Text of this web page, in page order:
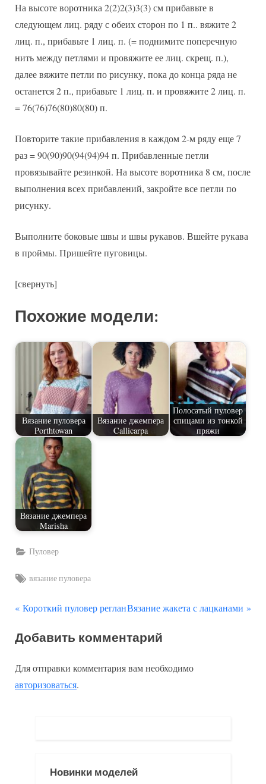
На высоте воротника 2(2)2(3)3(3) см прибавьте в
следующем лиц. ряду с обеих сторон по 1 п.. вяжите 2
лиц. п., прибавьте 1 лиц. п. (= поднимите поперечную
нить между петлями и провяжите ее лиц. скрещ. п.),
далее вяжите петли по рисунку, пока до конца ряда не
останется 2 п., прибавьте 1 лиц. п. и провяжите 2 лиц. п.
= 76(76)76(80)80(80) п.
Повторите такие прибавления в каждом 2-м ряду еще 7
раз = 90(90)90(94(94)94 п. Прибавленные петли
провязывайте резинкой. На высоте воротника 8 см, после
выполнения всех прибавлений, закройте все петли по
рисунку.
Выполните боковые швы и швы рукавов. Вшейте рукава
в проймы. Пришейте пуговицы.
[свернуть]
Похожие модели:
Вязание пуловера
Porthtowan
Вязание джемпера
Callicarpa
Полосатый пуловер
спицами из тонкой
пряжи
Вязание джемпера
Marisha
Пуловер
Tags:
вязание пуловера
Навигация
по
записям
П
е
ы
д
Короткий пуловер регланС
е
у
а
Вязание жакета с лацканами
Добавить комментарий
Для отправки комментария вам необходимо
авторизоваться.
Новинки моделей